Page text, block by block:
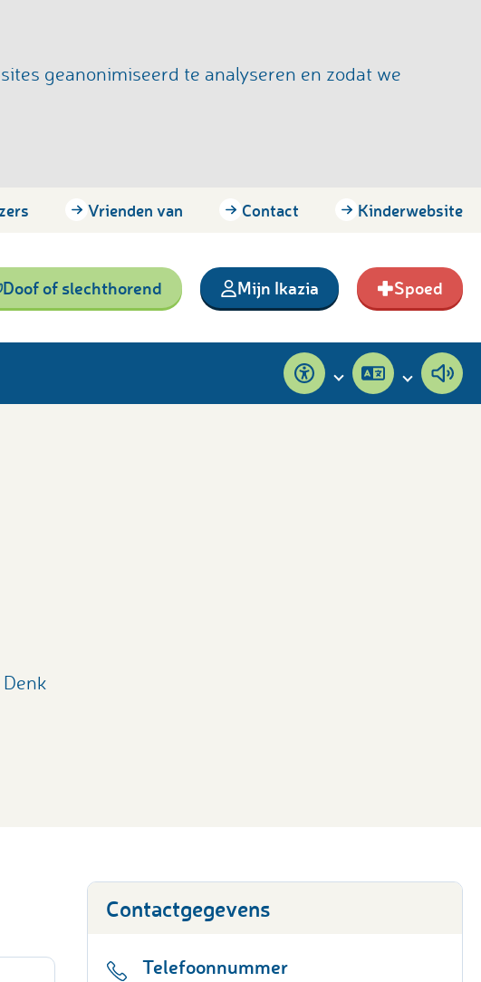
geanonimiseerd te analyseren en zodat we
Vrienden van Contact Kinderwebsite
Doof of slechthorend Mijn Ikazia Spoed
Toegankelijkheid
Pagina
vertalen
Contactgegevens
Telefoonnummer